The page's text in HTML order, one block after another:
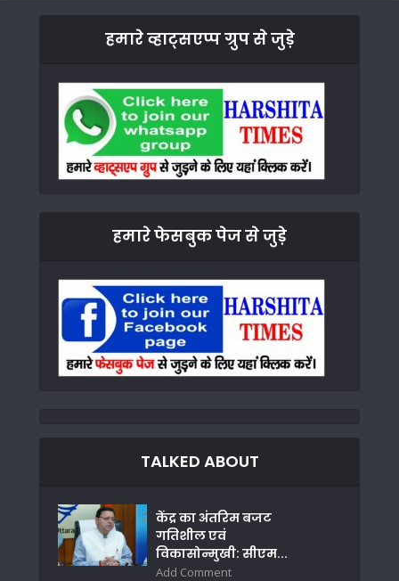
हमारे व्हाट्सएप्प ग्रुप से जुड़े
हमारे फेसबुक पेज से जुड़े
TALKED ABOUT
केंद्र का अंतरिम बजट
गतिशील एवं
विकासोन्मुखी: सीएम...
Add Comment